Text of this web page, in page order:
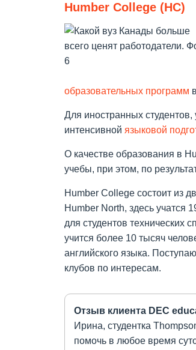
Humber College (HC)
образовательных программ
Для иностранных
интенсивной языковой
О качестве образования в
учебы, при этом, по
Humber College состоит из
Humber North, здесь учатся
для студентов технических
учится более 10 тысяч
английского языка.
клубов по интересам.
Отзыв клиента DEC
Ирина, студентка
помочь в любое время